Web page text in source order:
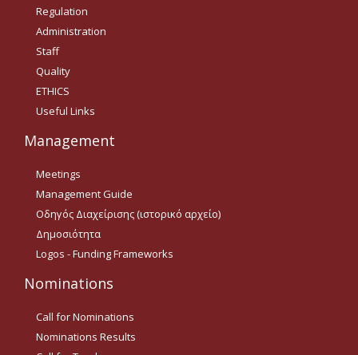
Οδηγίες για προμήθεια
με βάση τον Ν.4957/2022
Ν.4957/2022
Guidelines Archive
News
Nominations
Call for Nominations
Nominations Results
Regulation
Administration
Staff
Quality
ETHICS
Useful Links
Management
Meetings
Management Guide
Οδηγός Διαχείρισης (ιστορικό αρχείο)
Δημοσιότητα
Logos - Funding Frameworks
Nominations
Call for Nominations
Nominations Results